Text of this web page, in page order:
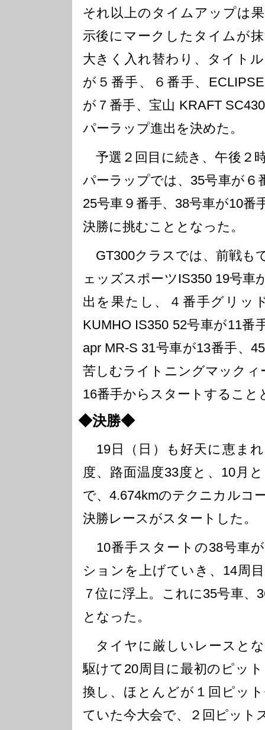
それ以上のタイムアップは
示後にマークしたタイムが
大きく入れ替わり、タイト
が５番手、６番手、
が７番手、宝山 KRAFT
パーラップ進出を決めた。
予選２回目に続き、午後２
パーラップでは、35号車が６
25号車９番手、38号車が10番
決勝に挑むこととなった。
GT300クラスでは、前戦も
ェッズスポーツIS350 19号車
出を果たし、４番手グリッ
KUMHO IS350 52号車が11番
apr MR-S 31号車が13番手、
苦しむライトニングマックィ
16番手からスタートすること
◆決勝◆
19日（日）も好天に恵ま
度、路面温度33度と、10月
で、4.674kmのテクニカルコ
決勝レースがスタートした。
10番手スタートの38号車
ションを上げていき、14周
７位に浮上。これに35号車、
となった。
タイヤに厳しいレースと
駆けて20周目に最初のピッ
換し、ほとんどが１回ピッ
ていた今大会で、２回ピット